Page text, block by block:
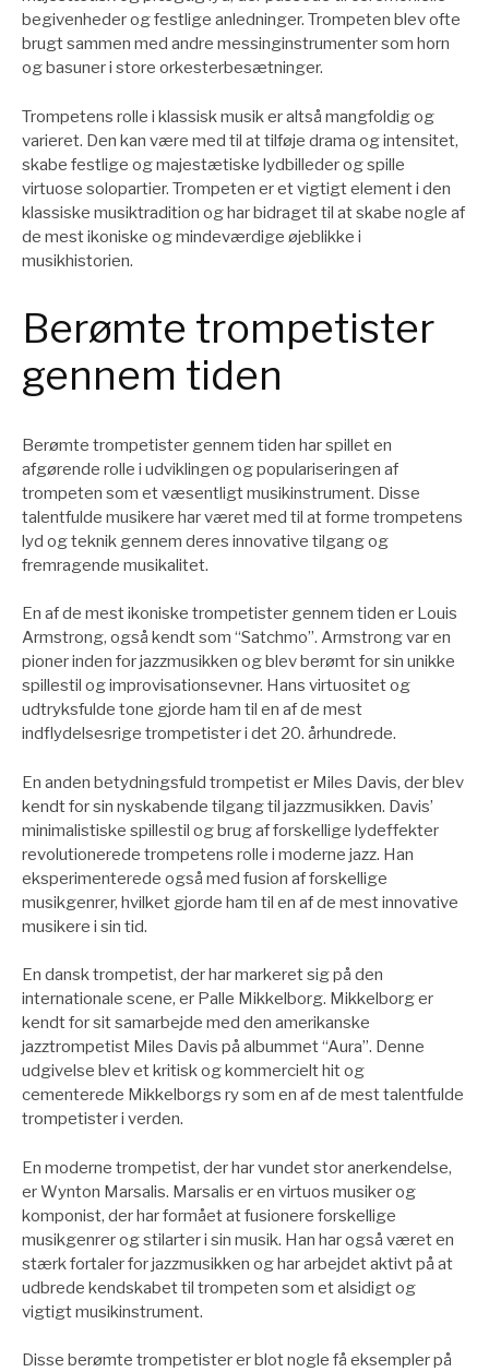
begivenheder og festlige anledninger. Trompeten blev ofte
brugt sammen med andre messinginstrumenter som horn
og basuner i store orkesterbesætninger.
Trompetens rolle i klassisk musik er altså mangfoldig og
varieret. Den kan være med til at tilføje drama og intensitet,
skabe festlige og majestætiske lydbilleder og spille
virtuose solopartier. Trompeten er et vigtigt element i den
klassiske musiktradition og har bidraget til at skabe nogle af
de mest ikoniske og mindeværdige øjeblikke i
musikhistorien.
Berømte trompetister
gennem tiden
Berømte trompetister gennem tiden har spillet en
afgørende rolle i udviklingen og populariseringen af
trompeten som et væsentligt musikinstrument. Disse
talentfulde musikere har været med til at forme trompetens
lyd og teknik gennem deres innovative tilgang og
fremragende musikalitet.
En af de mest ikoniske trompetister gennem tiden er Louis
Armstrong, også kendt som “Satchmo”. Armstrong var en
pioner inden for jazzmusikken og blev berømt for sin unikke
spillestil og improvisationsevner. Hans virtuositet og
udtryksfulde tone gjorde ham til en af de mest
indflydelsesrige trompetister i det 20. århundrede.
En anden betydningsfuld trompetist er Miles Davis, der blev
kendt for sin nyskabende tilgang til jazzmusikken. Davis’
minimalistiske spillestil og brug af forskellige lydeffekter
revolutionerede trompetens rolle i moderne jazz. Han
eksperimenterede også med fusion af forskellige
musikgenrer, hvilket gjorde ham til en af de mest innovative
musikere i sin tid.
En dansk trompetist, der har markeret sig på den
internationale scene, er Palle Mikkelborg. Mikkelborg er
kendt for sit samarbejde med den amerikanske
jazztrompetist Miles Davis på albummet “Aura”. Denne
udgivelse blev et kritisk og kommercielt hit og
cementerede Mikkelborgs ry som en af de mest talentfulde
trompetister i verden.
En moderne trompetist, der har vundet stor anerkendelse,
er Wynton Marsalis. Marsalis er en virtuos musiker og
komponist, der har formået at fusionere forskellige
musikgenrer og stilarter i sin musik. Han har også været en
stærk fortaler for jazzmusikken og har arbejdet aktivt på at
udbrede kendskabet til trompeten som et alsidigt og
vigtigt musikinstrument.
Disse berømte trompetister er blot nogle få eksempler på